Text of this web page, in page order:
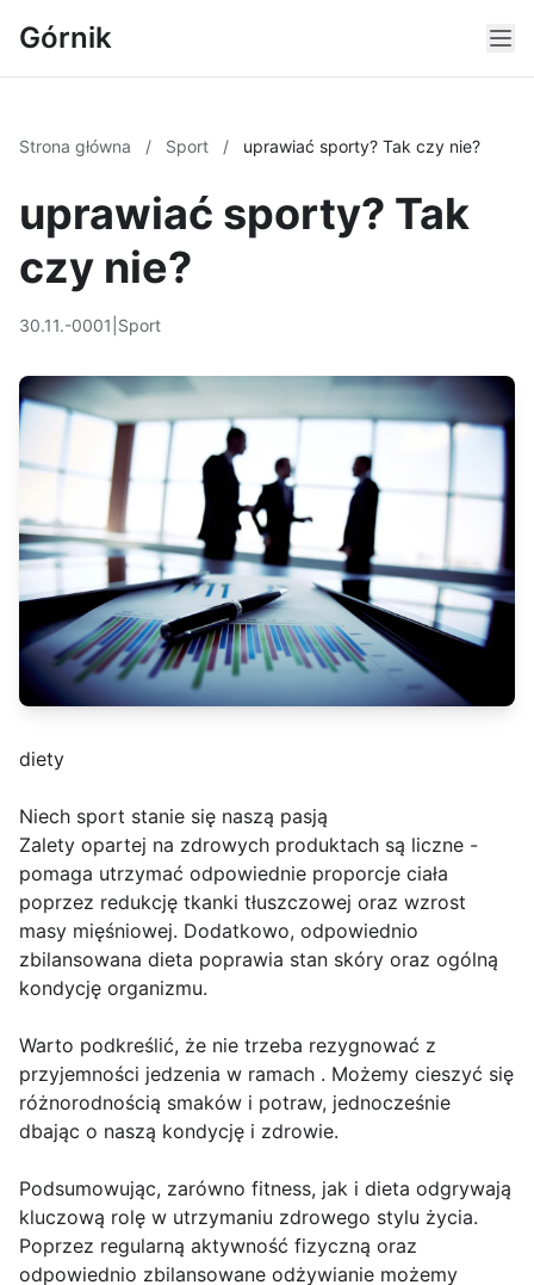
Górnik
Strona główna / Sport / uprawiać sporty? Tak czy nie?
uprawiać sporty? Tak
czy nie?
30.11.-0001 Sport
diety
Niech sport stanie się naszą pasją
Zalety opartej na zdrowych produktach są liczne -
pomaga utrzymać odpowiednie proporcje ciała
poprzez redukcję tkanki tłuszczowej oraz wzrost
masy mięśniowej. Dodatkowo, odpowiednio
zbilansowana dieta poprawia stan skóry oraz ogólną
kondycję organizmu.
Warto podkreślić, że nie trzeba rezygnować z
przyjemności jedzenia w ramach . Możemy cieszyć się
różnorodnością smaków i potraw, jednocześnie
dbając o naszą kondycję i zdrowie.
Podsumowując, zarówno fitness, jak i dieta odgrywają
kluczową rolę w utrzymaniu zdrowego stylu życia.
Poprzez regularną aktywność fizyczną oraz
odpowiednio zbilansowane odżywianie możemy